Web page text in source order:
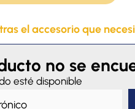
el accesorio que
no se
esté disponible